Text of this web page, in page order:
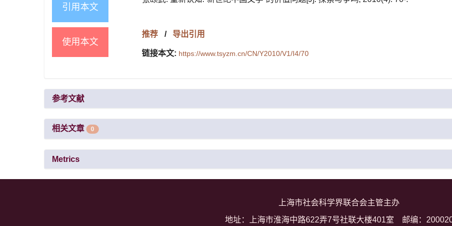
引用本文
使用本文
推荐 / 导出引用
链接本文: https://www.tsyzm.cn/CN/Y2010/V1/I4/70
参考文献
相关文章 0
Metrics
上海市社会科学界联合会主管主办
地址：上海市淮海中路622弄7号社联大楼401室 邮编：